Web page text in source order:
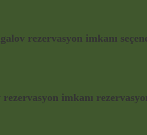
rezervasyon imkanı
imkanı